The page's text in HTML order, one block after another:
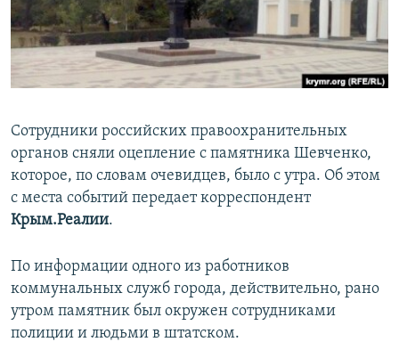
ПОБЕДИТЕЛЕЙ НЕ СУДЯТ?
КРЫМ.НЕПОКОРЕННЫЙ
ELIFBE
ПРИСОЕДИНЯЙТЕСЬ!
Все сайты RFE/RL
Сотрудники российских правоохранительных
органов сняли оцепление с памятника Шевченко,
которое, по словам очевидцев, было с утра. Об этом
с места событий передает корреспондент
Крым.Реалии.
По информации одного из работников
коммунальных служб города, действительно, рано
утром памятник был окружен сотрудниками
полиции и людьми в штатском.